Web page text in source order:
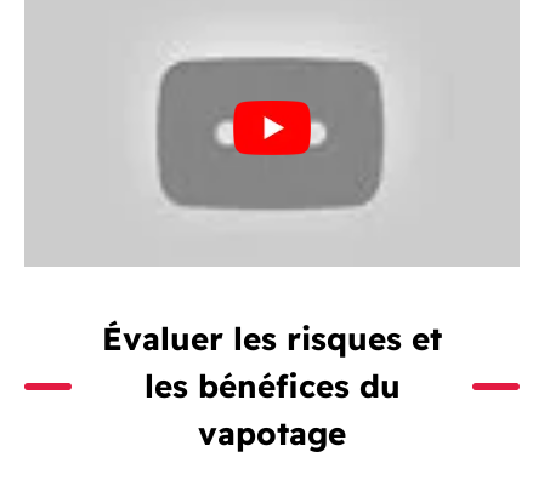
Évaluer les risques et
les bénéfices du
vapotage